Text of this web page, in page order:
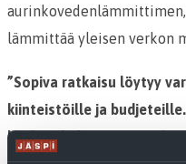
lämmittää yleisen verkon
”Sopiva ratkaisu löytyy
kiinteistöille ja
lisäksi ekologisuus